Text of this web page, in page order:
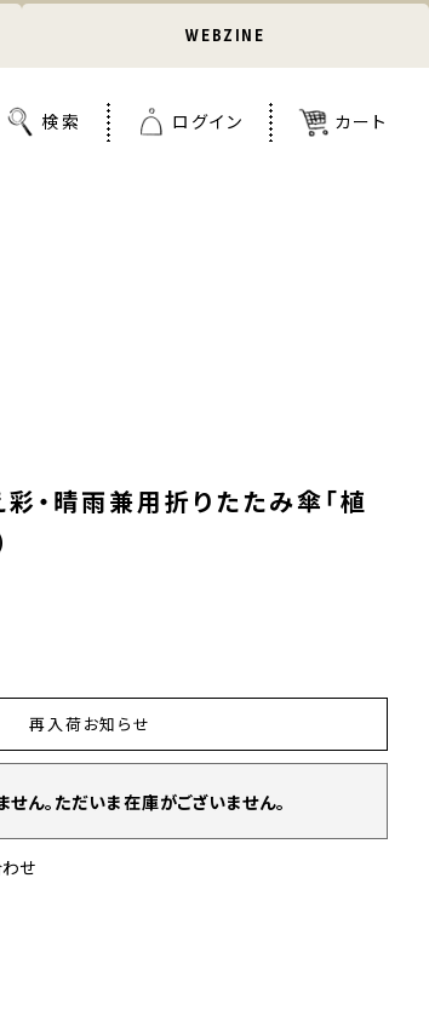
WEBZINE
・晴雨兼用折りたたみ傘「植
再入荷お知らせ
せん。ただいま在庫がございません。
せ